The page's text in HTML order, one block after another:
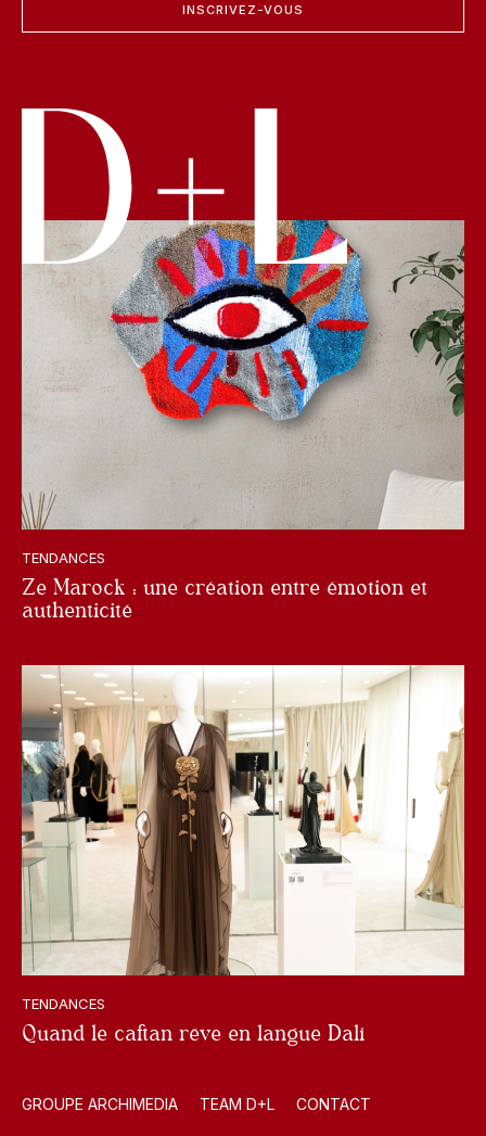
INSCRIVEZ-VOUS
TENDANCES
Ze Marock : une création entre émotion et
authenticité
TENDANCES
Quand le caftan rêve en langue Dalí
GROUPE ARCHIMEDIA TEAM D+L CONTACT